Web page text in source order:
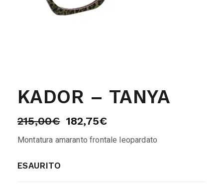
KADOR – TANYA
215,00€ 182,75€
Montatura amaranto frontale leopardato
ESAURITO